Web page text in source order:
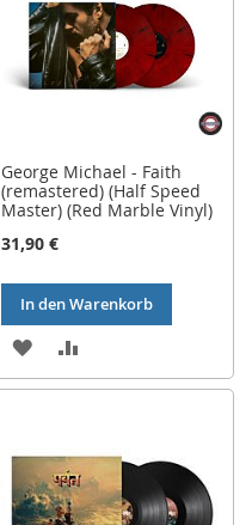
George Michael - Faith
(remastered) (Half Speed
Master) (Red Marble Vinyl)
31,90 €
In den Warenkorb
ZUR
WUNSCHLISTE
VERGLEICHSLISTE